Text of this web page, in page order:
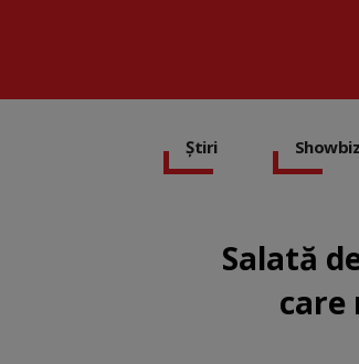
Știri Showbiz
Salată
care